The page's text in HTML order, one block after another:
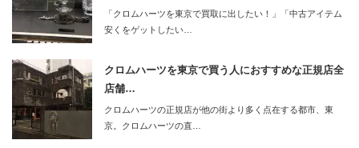
「クロムハーツを東京で買取に出したい！」「中古アイテム
安くをゲットしたい…
クロムハーツを東京で買う人におすすめな正規店全
店舗…
クロムハーツの正規店が他の街より多く点在する都市、東
京。クロムハーツの直…